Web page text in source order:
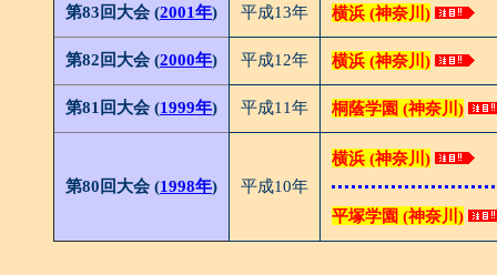
第83回大会 (2001年) 平成13年 横浜 (神奈川)
第82回大会 (2000年) 平成12年 横浜 (神奈川)
第81回大会 (1999年) 平成11年 桐蔭学園 (神奈川)
第80回大会 (1998年) 平成10年
横浜 (神奈川)
平塚学園 (神奈川)